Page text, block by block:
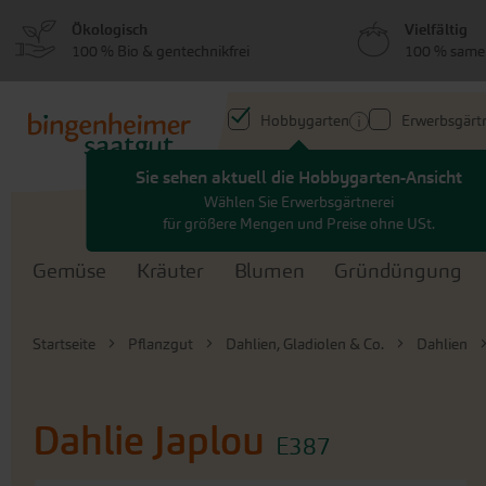
Hauptinhalt
Hobbygarten
Sie sehen aktuell die Hobbygarten-Ansicht
Wählen Sie Erwerbsgärtnerei
für größere Mengen und Preise ohne USt.
Search
Gemüse Kräuter Blumen Gründüngung
Startseite Pflanzgut Dahlien, Gladiolen & Co. Dahlien
Dahlie Japlou E387
Ökologisch
100 % Bio & gentechnikfrei
Vielfältig
100 %